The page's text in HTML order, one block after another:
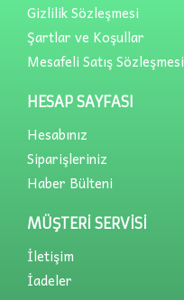
Gizlilik Sözleşmesi
Şartlar ve Koşullar
Mesafeli Satış Sözleşmesi
HESAP SAYFASI
Hesabınız
Siparişleriniz
Haber Bülteni
MÜŞTERI SERVISI
İletişim
İadeler